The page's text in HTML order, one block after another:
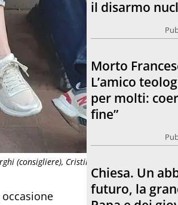
(consigliere), Cristina Muzzioli
Chiesa. Un
futuro, la
Papa e dei
“La pace
relazioni”